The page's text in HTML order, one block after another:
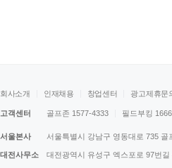
회사소개 인재채용 창업센터 광고제휴문
고객센터 골프존 1577-4333 필드부킹
서울본사 서울특별시 강남구 영동대로 735
대전사무소 대전광역시 유성구 엑스포로 97번